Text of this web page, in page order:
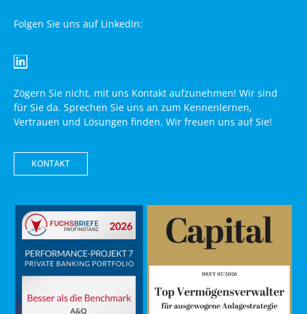
Folgen Sie uns auf LinkedIn:
Zögern Sie nicht, mit uns Kontakt aufzunehmen! Wir sind
für Sie da. Sprechen Sie uns an zum Kennenlernen,
Vertrauen und Lösungen finden. Wir freuen uns auf Sie!
KONTAKT